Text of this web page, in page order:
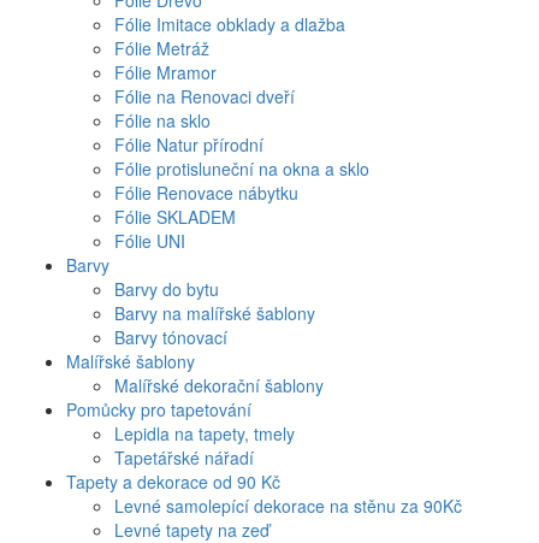
Fólie Imitace obklady a dlažba
Fólie Metráž
Fólie Mramor
Fólie na Renovaci dveří
Fólie na sklo
Fólie Natur přírodní
Fólie protisluneční na okna a sklo
Fólie Renovace nábytku
Fólie SKLADEM
Fólie UNI
Barvy
Barvy do bytu
Barvy na malířské šablony
Barvy tónovací
Malířské šablony
Malířské dekorační šablony
Pomůcky pro tapetování
Lepidla na tapety, tmely
Tapetářské nářadí
Tapety a dekorace od 90 Kč
Levné samolepící dekorace na stěnu za 90Kč
Levné tapety na zeď